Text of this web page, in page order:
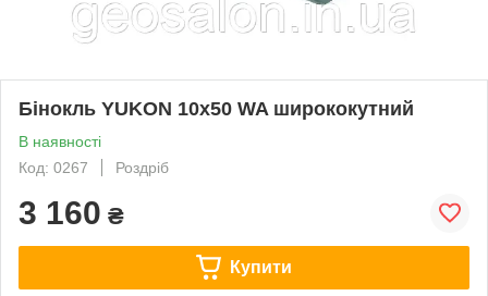
Бінокль YUKON 10x50 WA ширококутний
В наявності
Код: 0267
Роздріб
3 160 ₴
Купити